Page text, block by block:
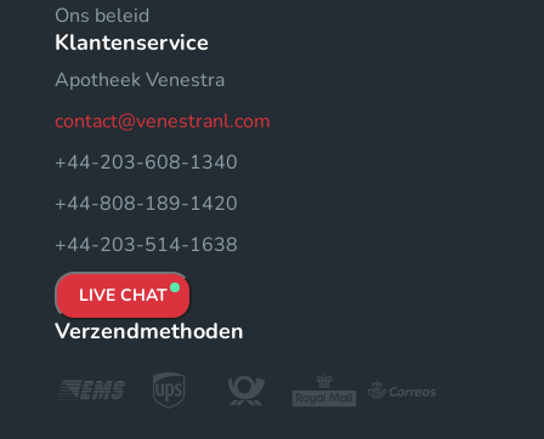
Ons beleid
Klantenservice
Apotheek Venestra
contact@venestranl.com
+44-203-608-1340
+44-808-189-1420
+44-203-514-1638
LIVE CHAT
Verzendmethoden